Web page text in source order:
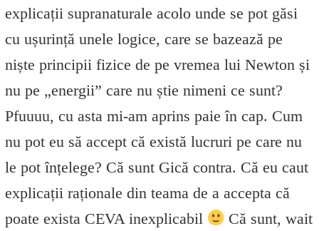
explicații supranaturale acolo unde se pot găsi
cu ușurință unele logice, care se bazează pe
niște principii fizice de pe vremea lui Newton și
nu pe „energii” care nu știe nimeni ce sunt?
Pfuuuu, cu asta mi-am aprins paie în cap. Cum
nu pot eu să accept că există lucruri pe care nu
le pot înțelege? Că sunt Gică contra. Că eu caut
explicații raționale din teama de a accepta că
poate exista CEVA inexplicabil
Că sunt, wait